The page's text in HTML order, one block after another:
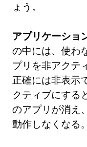
ょう。
アプリケーショ
の中には、使わ
プリを非アクテ
正確には非表示
クティブにする
のアプリが消え
動作しなくなる。